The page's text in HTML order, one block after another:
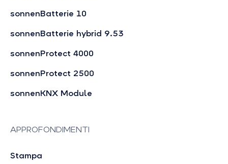
sonnenBatterie 10
sonnenBatterie hybrid 9.53
sonnenProtect 4000
sonnenProtect 2500
sonnenKNX Module
APPROFONDIMENTI
Stampa